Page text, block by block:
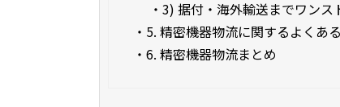
・ 3) 据付・海外輸送までワンス
・ 5. 精密機器物流に関するよくあ
・ 6. 精密機器物流まとめ